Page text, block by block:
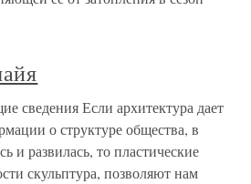
сведения Если архитектура дает
о структуре общества, в
и развилась, то пластические
скульптура, позволяют нам